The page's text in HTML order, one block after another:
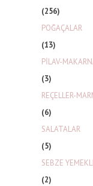
(256)
POĞAÇALAR
(13)
PİLAV-
(3)
REÇELLER-
(6)
SALATALAR
(5)
SEBZE
(2)